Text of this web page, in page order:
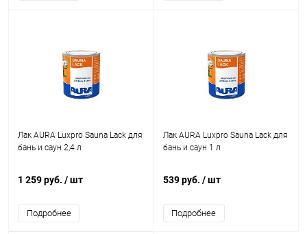
Лак AURA Luxpro Sauna Lack для
бань и саун 2,4 л
1 259 руб. / шт
Подробнее
Лак AURA Luxpro Sauna Lack для
бань и саун 1 л
539 руб. / шт
Подробнее